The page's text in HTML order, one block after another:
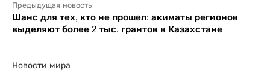
Предыдущая новость
Шанс для тех, кто не прошел: акиматы регионов
выделяют более 2 тыс. грантов в Казахстане
Новости мира